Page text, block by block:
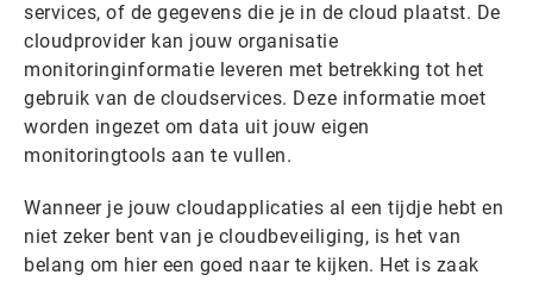
services, of de gegevens die je in de cloud plaatst. De
cloudprovider kan jouw organisatie
monitoringinformatie leveren met betrekking tot het
gebruik van de cloudservices. Deze informatie moet
worden ingezet om data uit jouw eigen
monitoringtools aan te vullen.
Wanneer je jouw cloudapplicaties al een tijdje hebt en
niet zeker bent van je cloudbeveiliging, is het van
belang om hier een goed naar te kijken. Het is zaak